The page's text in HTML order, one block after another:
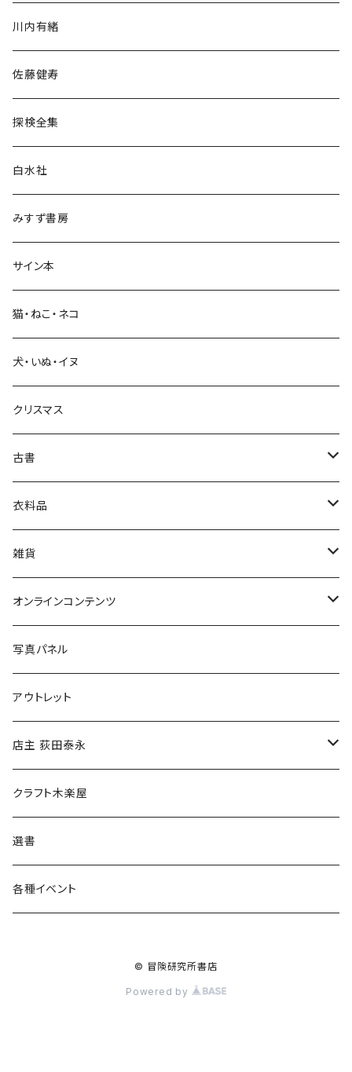
民族・風習
言語・ことば
生活・暮らし
芸術・絵画・写真
絵本・児童書
娯楽・エンターテインメント
川内有緒
佐藤健寿
探検全集
白水社
みすず書房
サイン本
猫・ねこ・ネコ
犬・いぬ・イヌ
クリスマス
古書
古書セット
美術
衣料品
POLEWARDS
Tシャツ
雑貨
バッグ
ブックカバー
マグカップ
傘
食料品
その他
オンラインコンテンツ
冒険クロストーク
写真パネル
アウトレット
店主 荻田泰永
書籍
ウェア
クラフト木楽屋
選書
各種イベント
© 冒険研究所書店
Powered by